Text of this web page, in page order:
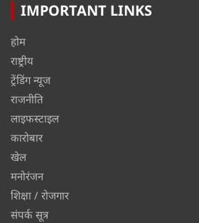
IMPORTANT LINKS
होम
राष्ट्रीय
ट्रेंडिंग न्यूज
राजनीति
लाइफस्टाइल
कारोबार
खेल
मनोरंजन
शिक्षा / रोजगार
संपर्क सूत्र